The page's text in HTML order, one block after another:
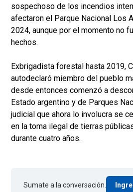
sospechoso de los incendios
afectaron el Parque Nacional Los
2024, aunque por el momento no
hechos.
Exbrigadista forestal hasta 2019,
autodeclaró miembro del pueblo
desde entonces comenzó a
Estado argentino y de Parques
judicial que ahora lo involucra se
en la toma ilegal de tierras
durante cuatro años.
Sumate a la conversación.